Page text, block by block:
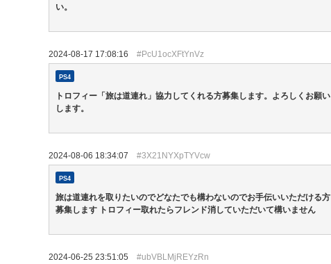
い。
2024-08-17 17:08:16 #PcU1ocXFtYnVz
PS4
トロフィー「旅は道連れ」協力してくれる方募集します。よろしくお願い
します。
2024-08-06 18:34:07 #3X21NYXpTYVcw
PS4
旅は道連れを取りたいのでどなたでも構わないのでお手伝いいただける方
募集します トロフィー取れたらフレンド消していただいて構いません
2024-06-25 23:51:05 #ubVBLMjREYzRn